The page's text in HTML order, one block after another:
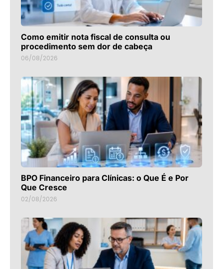
Como emitir nota fiscal de consulta ou
procedimento sem dor de cabeça
06/08/2026
BPO Financeiro para Clínicas: o Que É e Por
Que Cresce
02/08/2026